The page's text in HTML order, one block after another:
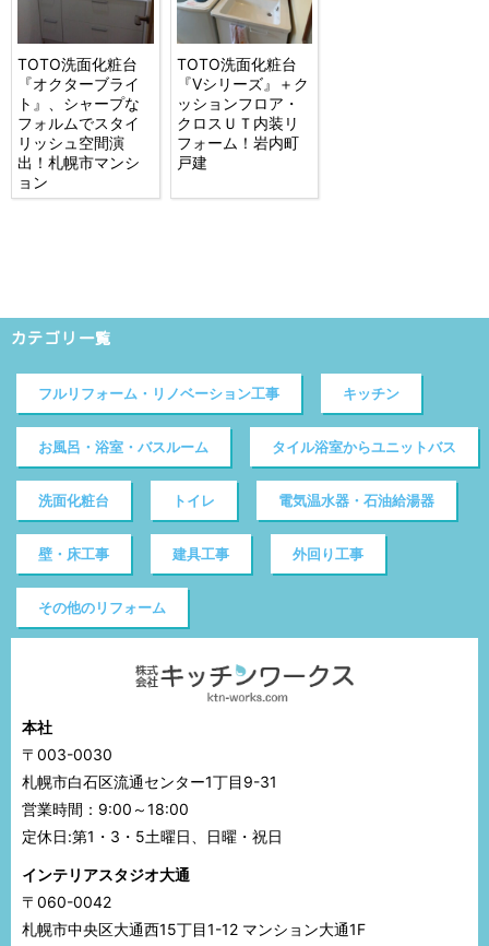
TOTO洗面化粧台
『オクターブライ
ト』、シャープな
フォルムでスタイ
リッシュ空間演
出！札幌市マンシ
ョン
TOTO洗面化粧台
『Vシリーズ』＋ク
ッションフロア・
クロスＵＴ内装リ
フォーム！岩内町
戸建
カテゴリ一覧
フルリフォーム・リノベーション工事 キッチン
お風呂・浴室・バスルーム タイル浴室からユニットバス
洗面化粧台 トイレ 電気温水器・石油給湯器
壁・床工事 建具工事 外回り工事
その他のリフォーム
本社
〒003-0030
札幌市白石区流通センター1丁目9-31
営業時間：9:00～18:00
定休日:第1・3・5土曜日、日曜・祝日
インテリアスタジオ大通
〒060-0042
札幌市中央区大通西15丁目1-12 マンション大通1F